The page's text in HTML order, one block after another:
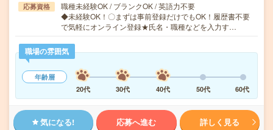
応募資格
職種未経験OK / ブランクOK / 英語力不要
◆未経験OK！〇まずは事前登録だけでもOK！履歴書不要
で気軽にオンライン登録★氏名・職種などを入力す…
職場の雰囲気
年齢層
20代
30代 40代 50代 60代
気になる! 応募へ進む 詳しく見る